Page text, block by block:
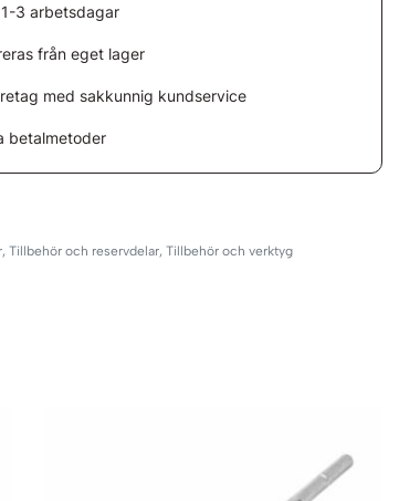
3 arbetsdagar
från eget lager
med sakkunnig kundservice
betalmetoder
,Tillbehör och reservdelar,Tillbehör och verktyg